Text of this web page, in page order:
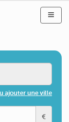
ajouter une ville
€